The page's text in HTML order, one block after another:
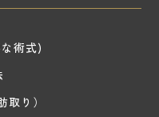
術式)
り）